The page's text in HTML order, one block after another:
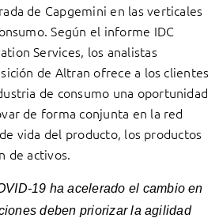
de Capgemini en las verticales
Según el informe IDC
Services, los analistas
de Altran ofrece a los clientes
de consumo una oportunidad
de forma conjunta en la red
vida del producto, los productos
de activos.
19 ha acelerado el cambio en
deben priorizar la agilidad